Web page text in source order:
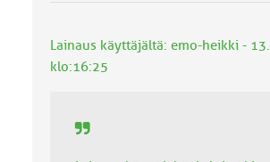
a
Lainaus käyttäjältä: emo-heikki -
klo:16:25